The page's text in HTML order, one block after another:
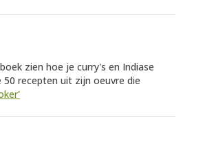
zien hoe je curry's en Indiase
50 recepten uit zijn oeuvre die